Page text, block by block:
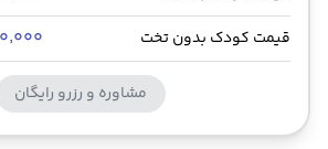
قیمت کودک بدون تخت
مشاوره و رزرو رایگان